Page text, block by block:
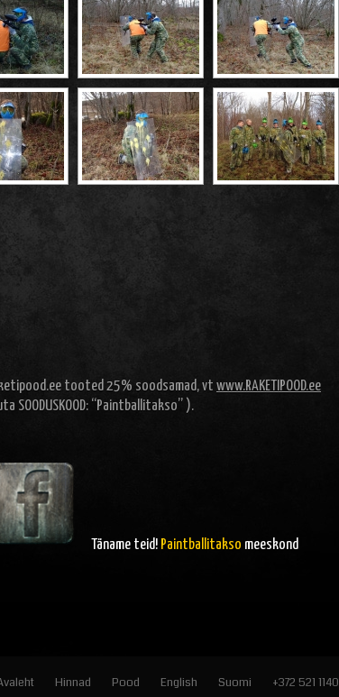
tooted 25% soodsamad, vt www.RAKETIPOOD.ee
SOODUSKOOD: “Paintballitakso” ).
Täname teid! Paintballitakso meeskond
Hinnad Pood English Suomi +372 521 1140